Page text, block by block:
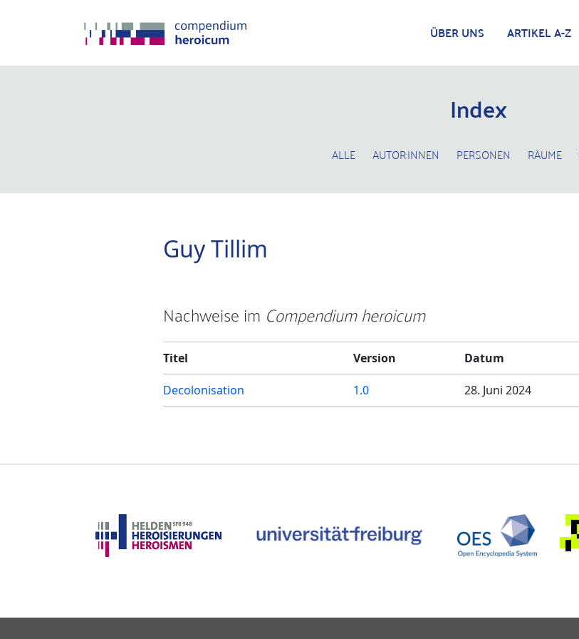
ÜBER UNS ARTIKEL A-Z
Index
ALLE AUTOR:INNEN PERSONEN RÄUME
Guy Tillim
Nachweise im Compendium heroicum
Titel Version Datum
Decolonisation 1.0 28. Juni 2024